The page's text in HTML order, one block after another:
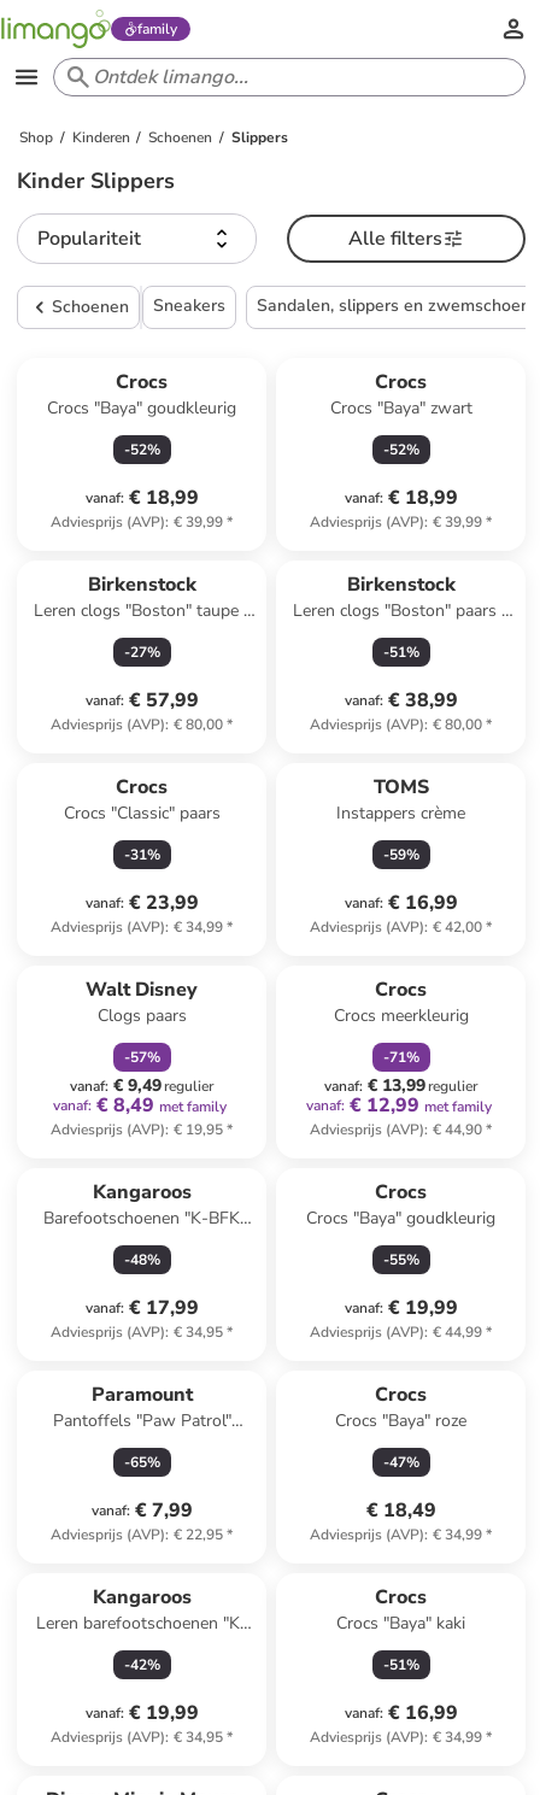
family
Shop Kinderen Schoenen Slippers
Kinder Slippers
Populariteit Alle filters
Schoenen Sneakers Sandalen, slippers en
Crocs
Crocs "Baya" goudkleurig
-52%
vanaf: € 18,99
Adviesprijs (AVP): € 39,99*
Crocs
Crocs "Baya" zwart
-52%
vanaf: € 18,99
Adviesprijs (AVP): € 39,99*
Birkenstock
Leren clogs "Boston" taupe -
wijdte S
-27%
vanaf: € 57,99
Adviesprijs (AVP): € 80,00*
Birkenstock
Leren clogs "Boston" paars -
wijdte S
-51%
vanaf: € 38,99
Adviesprijs (AVP): € 80,00*
Crocs
Crocs "Classic" paars
-31%
vanaf: € 23,99
Adviesprijs (AVP): € 34,99*
TOMS
Instappers crème
-59%
vanaf: € 16,99
Adviesprijs (AVP): € 42,00*
Walt Disney
Clogs paars
-57%
vanaf: € 9,49regulier
vanaf: € 8,49 met family
Adviesprijs (AVP): € 19,95*
Crocs
Crocs meerkleurig
-71%
vanaf: € 13,99regulier
vanaf: € 12,99 met family
Adviesprijs (AVP): € 44,90*
Kangaroos
Barefootschoenen "K-BFK
Wildfreeze" donkerblauw
-48%
vanaf: € 17,99
Adviesprijs (AVP): € 34,95*
Crocs
Crocs "Baya" goudkleurig
-55%
vanaf: € 19,99
Adviesprijs (AVP): € 44,99*
Paramount
Pantoffels "Paw Patrol"
donkerblauw
-65%
vanaf: € 7,99
Adviesprijs (AVP): € 22,95*
Crocs
Crocs "Baya" roze
-47%
€ 18,49
Adviesprijs (AVP): € 34,99*
Kangaroos
Leren barefootschoenen "K-
BFK Wildfreeze" lichtroze
-42%
vanaf: € 19,99
Adviesprijs (AVP): € 34,95*
Crocs
Crocs "Baya" kaki
-51%
vanaf: € 16,99
Adviesprijs (AVP): € 34,99*